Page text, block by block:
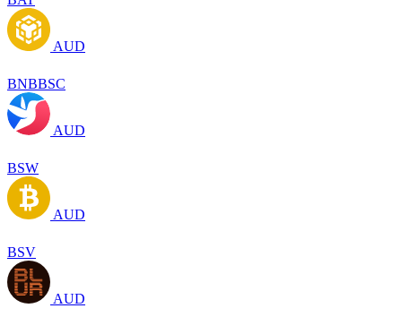
AUD
BNBBSC
AUD
BSW
AUD
BSV
AUD